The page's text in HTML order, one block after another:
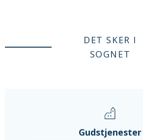
DET SKER I
SOGNET
Gudstjenester